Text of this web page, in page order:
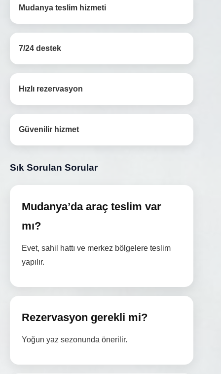
Mudanya teslim hizmeti
7/24 destek
Hızlı rezervasyon
Güvenilir hizmet
Sık Sorulan Sorular
Mudanya’da araç teslim var
mı?
Evet, sahil hattı ve merkez bölgelere teslim
yapılır.
Rezervasyon gerekli mi?
Yoğun yaz sezonunda önerilir.